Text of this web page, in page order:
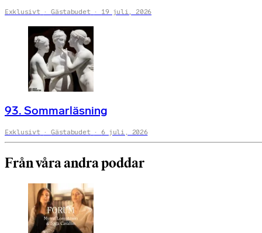
Exklusivt Gästabudet 19 juli, 2026
93. Sommarläsning
Exklusivt Gästabudet 6 juli, 2026
Från våra andra poddar